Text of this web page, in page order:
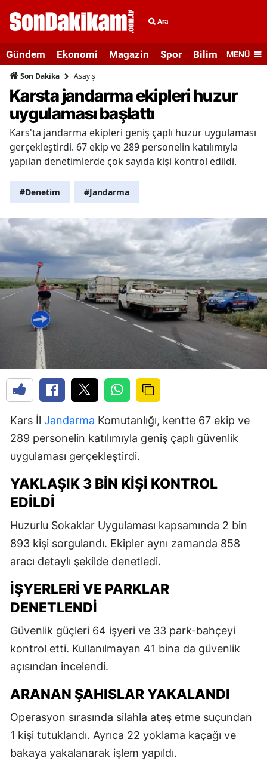
Ara
Gündem Ekonomi Magazin Spor Bilim veMENÜ
Son Dakika Asayiş
Karsta jandarma ekipleri huzur
uygulaması başlattı
Kars'ta jandarma ekipleri geniş çaplı huzur uygulaması
gerçekleştirdi. 67 ekip ve 289 personelin katılımıyla
yapılan denetimlerde çok sayıda kişi kontrol edildi.
#Denetim #Jandarma
Kars İl Jandarma Komutanlığı, kentte 67 ekip ve
289 personelin katılımıyla geniş çaplı güvenlik
uygulaması gerçekleştirdi.
YAKLAŞIK 3 BIN KIŞI KONTROL
EDILDI
Huzurlu Sokaklar Uygulaması kapsamında 2 bin
893 kişi sorgulandı. Ekipler aynı zamanda 858
aracı detaylı şekilde denetledi.
İŞYERLERI VE PARKLAR
DENETLENDI
Güvenlik güçleri 64 işyeri ve 33 park-bahçeyi
kontrol etti. Kullanılmayan 41 bina da güvenlik
açısından incelendi.
ARANAN ŞAHISLAR YAKALANDI
Operasyon sırasında silahla ateş etme suçundan
1 kişi tutuklandı. Ayrıca 22 yoklama kaçağı ve
bakaya yakalanarak işlem yapıldı.